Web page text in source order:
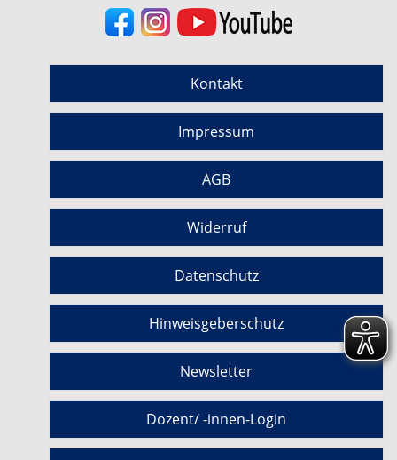
Kontakt
Impressum
AGB
Widerruf
Datenschutz
Hinweisgeberschutz
Newsletter
Dozent/ -innen-Login